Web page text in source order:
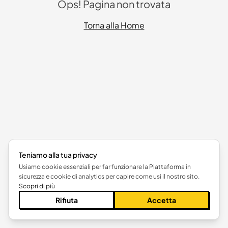
Ops! Pagina non trovata
Torna alla Home
Teniamo alla tua privacy
Usiamo cookie essenziali per far funzionare la Piattaforma in
sicurezza e cookie di analytics per capire come usi il nostro sito.
Scopri di più
Rifiuta Accetta